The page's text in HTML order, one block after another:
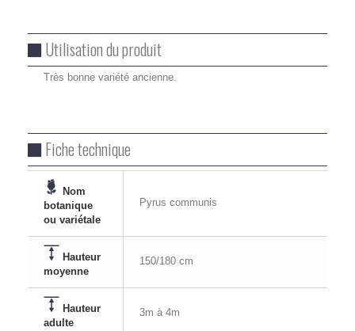
Utilisation du produit
Très bonne variété ancienne.
Fiche technique
Nom
botanique
ou variétale
Pyrus communis
Hauteur
moyenne
150/180 cm
Hauteur
adulte
3m à 4m